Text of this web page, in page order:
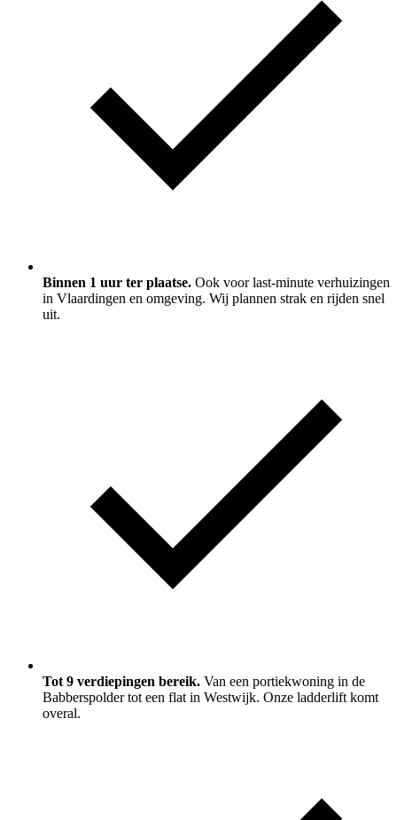
Binnen 1 uur ter plaatse. Ook voor last-minute verhuizingen
in Vlaardingen en omgeving. Wij plannen strak en rijden snel
uit.
Tot 9 verdiepingen bereik. Van een portiekwoning in de
Babberspolder tot een flat in Westwijk. Onze ladderlift komt
overal.